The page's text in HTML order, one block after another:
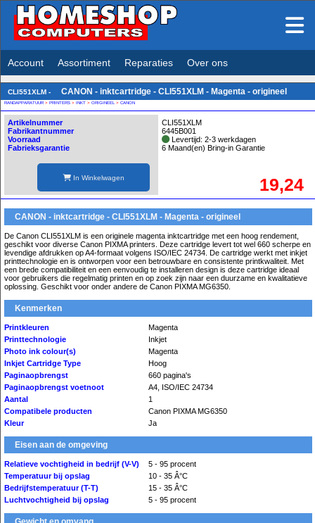
Account Assortiment Reparaties Over ons
CLI551XLM - CANON - inktcartridge - CLI551XLM - Magenta - origineel
RANDAPPARATUUR > PRINTERS > INKT > ORIGINEEL > CANON
Artikelnummer
Fabrikantnummer
Voorraad
Fabrieksgarantie
In Winkelwagen
CLI551XLM
6445B001
Levertijd: 2-3 werkdagen
6 Maand(en) Bring-in Garantie
19,24
CANON - inktcartridge - CLI551XLM - Magenta - origineel
De Canon CLI551XLM is een originele magenta inktcartridge met een hoog rendement,
geschikt voor diverse Canon PIXMA printers. Deze cartridge levert tot wel 660 scherpe en
levendige afdrukken op A4-formaat volgens ISO/IEC 24734. De cartridge werkt met inkjet
printtechnologie en is ontworpen voor een betrouwbare en consistente printkwaliteit. Met
een brede compatibiliteit en een eenvoudig te installeren design is deze cartridge ideaal
voor gebruikers die regelmatig printen en op zoek zijn naar een duurzame en kwalitatieve
oplossing. Geschikt voor onder andere de Canon PIXMA MG6350.
Kenmerken
Printkleuren
Magenta
Printtechnologie
Inkjet
Photo ink colour(s)
Magenta
Inkjet Cartridge Type
Hoog
Paginaopbrengst
660 pagina's
Paginaopbrengst voetnoot
A4, ISO/IEC 24734
Aantal
1
Compatibele producten
Canon PIXMA MG6350
Kleur
Ja
Eisen aan de omgeving
Relatieve vochtigheid in bedrijf (V-V)
5 - 95 procent
Temperatuur bij opslag
10 - 35 Â°C
Bedrijfstemperatuur (T-T)
15 - 35 Â°C
Luchtvochtigheid bij opslag
5 - 95 procent